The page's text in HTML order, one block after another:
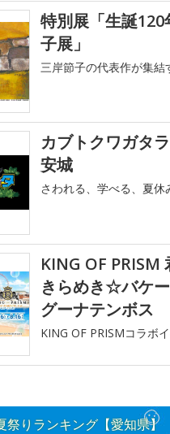
特別展「生誕
子展」
三岸節子の代表作が集結
カブトクワガタ
安城
さわれる、学べる、夏休
KING OF PRISM
きらめき☆バケ
グーナテンボス
KING OF PRISMコラボ
祭りランキング【愛知県】